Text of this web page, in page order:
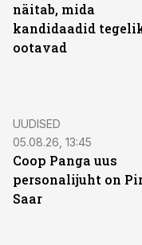
näitab, mida
kandidaadid
ootavad
UUDISED
05.08.26, 13:45
Coop Panga uus
personalijuht on
Saar